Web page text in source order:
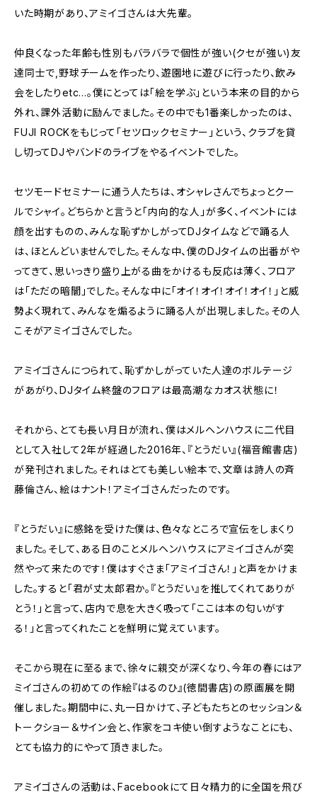
いた時期があり、アミイゴさんは大先輩。
仲良くなった年齢も性別もバラバラで個性が強い(クセが強い)友
達同士で,野球チームを作ったり、遊園地に遊びに行ったり、飲み
会をしたりetc...。僕にとっては「絵を学ぶ」という本来の目的から
外れ、課外活動に励んでました。その中でも1番楽しかったのは、
FUJI ROCKをもじって「セツロックセミナー」という、クラブを貸
し切ってDJやバンドのライブをやるイベントでした。
セツモードセミナーに通う人たちは、オシャレさんでちょっとクー
ルでシャイ。どちらかと言うと「内向的な人」が多く、イベントには
顔を出すものの、みんな恥ずかしがってDJタイムなどで踊る人
は、ほとんどいませんでした。そんな中、僕のDJタイムの出番がや
ってきて、思いっきり盛り上がる曲をかけるも反応は薄く、フロア
は「ただの暗闇」でした。そんな中に「オイ！オイ！オイ！オイ！」と威
勢よく現れて、みんなを煽るように踊る人が出現しました。その人
こそがアミイゴさんでした。
アミイゴさんにつられて、恥ずかしがっていた人達のボルテージ
があがり、DJタイム終盤のフロアは最高潮なカオス状態に！
それから、とても長い月日が流れ、僕はメルヘンハウスに二代目
として入社して2年が経過した2016年、『とうだい』(福音館書店)
が発刊されました。それはとても美しい絵本で、文章は詩人の斉
藤倫さん、絵はナント！アミイゴさんだったのです。
『とうだい』に感銘を受けた僕は、色々なところで宣伝をしまくり
ました。そして、ある日のことメルヘンハウスにアミイゴさんが突
然やって来たのです！僕はすぐさま「アミイゴさん！」と声をかけま
した。すると「君が丈太郎君か。『とうだい』を推してくれてありが
とう！」と言って、店内で息を大きく吸って「ここは本の匂いがす
る！」と言ってくれたことを鮮明に覚えています。
そこから現在に至るまで、徐々に親交が深くなり、今年の春にはア
ミイゴさんの初めての作絵『はるのひ』(徳間書店)の原画展を開
催しました。期間中に、丸一日かけて、子どもたちとのセッション＆
トークショー＆サイン会と、作家をコキ使い倒すようなことにも、
とても協力的にやって頂きました。
アミイゴさんの活動は、Facebookにて日々精力的に全国を飛び